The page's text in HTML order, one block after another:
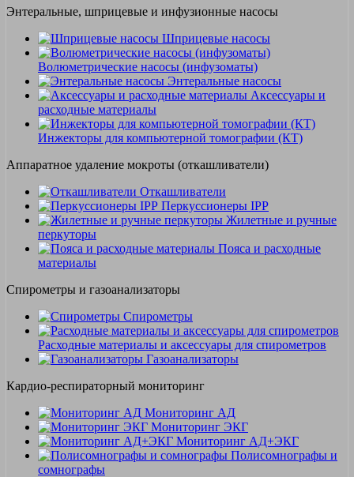
Энтеральные, шприцевые и инфузионные насосы
Шприцевые насосы
Волюметрические насосы (инфузоматы)
Энтеральные насосы
Аксессуары и
расходные материалы
Инжекторы для компьютерной томографии (КТ)
Аппаратное удаление мокроты (откашливатели)
Откашливатели
Перкуссионеры IPP
Жилетные и ручные
перкуторы
Пояса и расходные
материалы
Спирометры и газоанализаторы
Спирометры
Расходные материалы и аксессуары для спирометров
Газоанализаторы
Кардио-респираторный мониторинг
Мониторинг АД
Мониторинг ЭКГ
Мониторинг АД+ЭКГ
Полисомнографы и
сомнографы